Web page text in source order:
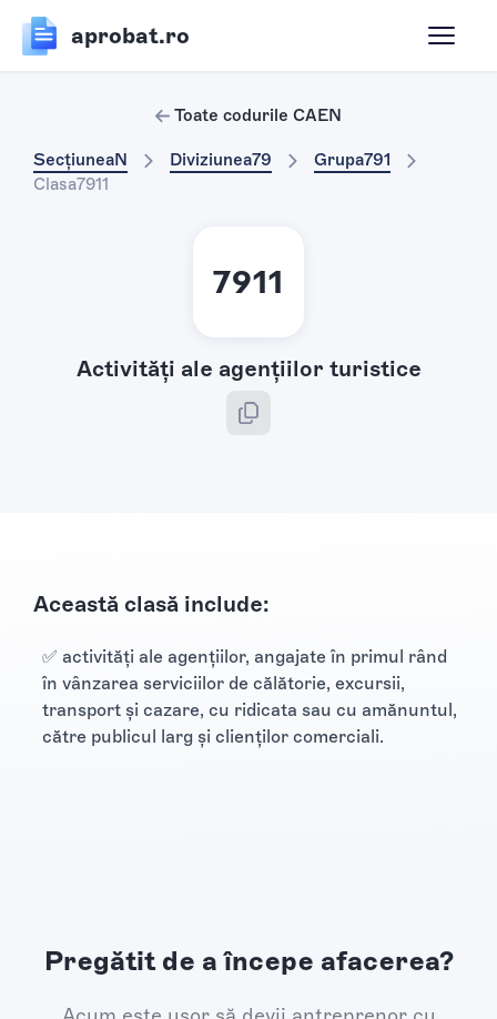
aprobat.ro
Toate codurile CAEN
SecțiuneaN Diviziunea79 Grupa791
Clasa7911
7911
Activităţi ale agenţiilor turistice
Această clasă include:
✅ activităţi ale agenţiilor, angajate în primul rând
în vânzarea serviciilor de călătorie, excursii,
transport şi cazare, cu ridicata sau cu amănuntul,
către publicul larg şi clienţilor comerciali.
Pregătit de a începe afacerea?